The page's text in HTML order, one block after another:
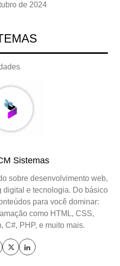
de 2024
Sistemas
sobre desenvolvimento web,
digital e tecnologia. Do básico
para você dominar:
como HTML, CSS,
C#, PHP, e muito mais.